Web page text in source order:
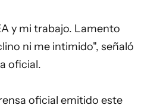
y mi trabajo. Lamento
ni me intimido", señaló
oficial.
oficial emitido este